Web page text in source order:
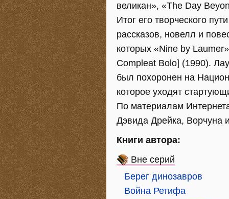
великан», «The Day
Итог его творческого
рассказов, новелл и
которых «Nine by
Compleat Bolo] (1990).
был похоронен на
которое уходят
По материалам
Дэвида Дрейка, Ворчуна
Книги автора:
Вне серий
Берег динозавров
Война Ретифа